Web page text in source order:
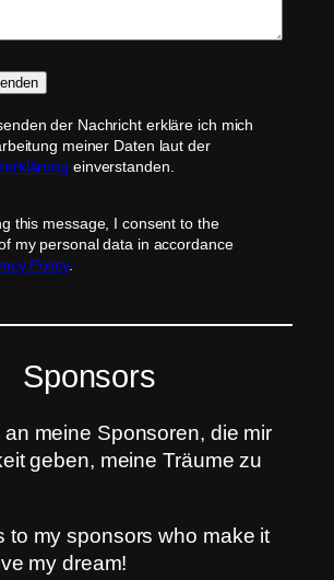
der Nachricht erkläre ich mich
meiner Daten laut der
einverstanden.
this message, I consent to the
my personal data in accordance
Policy.
Sponsors
meine Sponsoren, die mir
geben, meine Träume zu
to my sponsors who make it
my dream!